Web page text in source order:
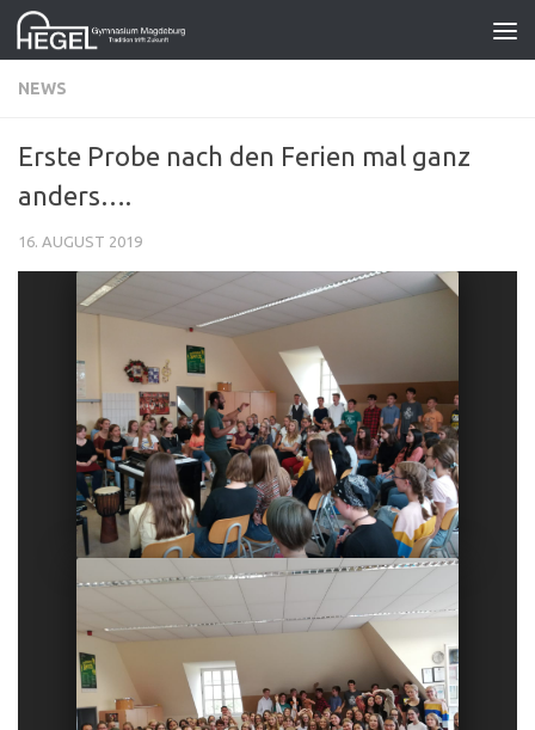
Zum Inhalt springen
NEWS
Erste Probe nach den Ferien mal ganz
anders….
16. AUGUST 2019